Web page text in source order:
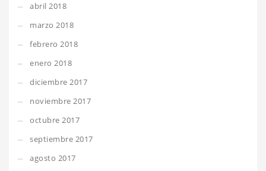
abril 2018
marzo 2018
febrero 2018
enero 2018
diciembre 2017
noviembre 2017
octubre 2017
septiembre 2017
agosto 2017